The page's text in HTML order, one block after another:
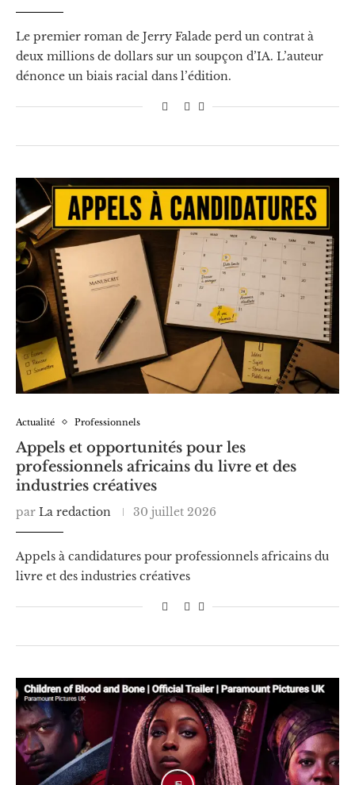
Le premier roman de Jerry Falade perd un contrat à
deux millions de dollars sur un soupçon d’IA. L’auteur
dénonce un biais racial dans l’édition.
Actualité Professionnels
Appels et opportunités pour les
professionnels africains du livre et des
industries créatives
par La redaction 30 juillet 2026
Appels à candidatures pour professionnels africains du
livre et des industries créatives